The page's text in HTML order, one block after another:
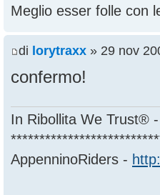
Meglio esser folle con
di lorytraxx » 29 nov
confermo!
In Ribollita We Trust® -
AppenninoRiders -